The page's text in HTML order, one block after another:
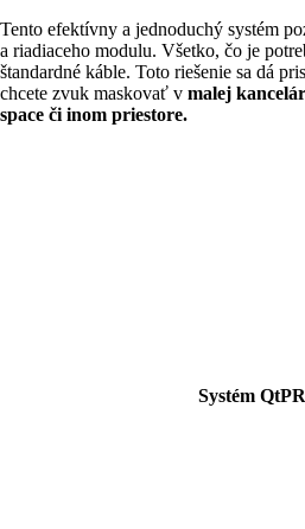
Tento efektívny a jednoduchý systém
a riadiaceho modulu. Všetko, čo je
štandardné káble. Toto riešenie sa dá
chcete zvuk maskovať v malej
space či inom priestore.
Systém